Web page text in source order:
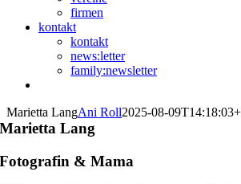
firmen
kontakt
kontakt
news:letter
family:newsletter
Marietta LangAni Roll2025-08-
Marietta Lang
Fotografin & Mama